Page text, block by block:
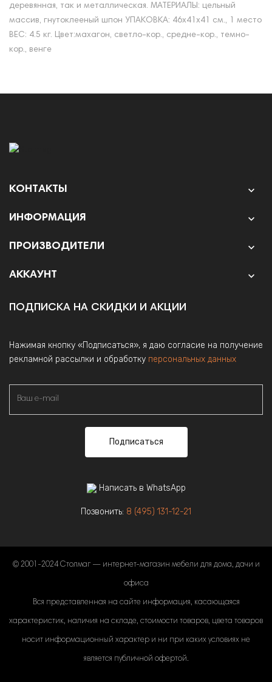
деревянная, так и металлическая. МАТЕРИАЛЫ: цельный
массив, гнутоклееный шпон УПАКОВКА: 46х41х41 см., 1 место
ВЕС: 4.5 кг. Цвет:махагон, светло-кор., средне-кор., темно-
кор., венге
КОНТАКТЫ 
ИНФОРМАЦИЯ 
ПРОИЗВОДИТЕЛИ 
АККАУНТ 
ПОДПИСКА НА СКИДКИ И АКЦИИ
Нажимая кнопку «Подписаться», я даю согласие на получение
рекламной рассылки и обработку персональных данных
Подписаться
Написать в WhatsApp
Позвонить: 8 (495) 131-12-21
© 2001-2024 Столмаг — интернет-магазин мебели для дома, дачи и
офиса
Вся представленная на сайте информация, касающаяся
характеристик, наличия на складе, стоимости товаров, цвета товаров
носит информационный характер и ни при каких условиях не
является публичной офертой.